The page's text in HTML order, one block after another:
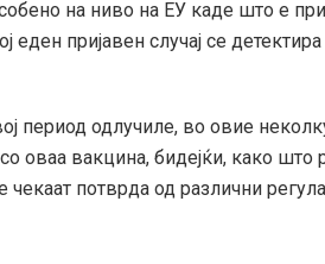
на ниво на ЕУ каде што е
еден пријавен случај се
период одлучиле, во овие
со оваа вакцина, бидејќи, како
потврда од различни